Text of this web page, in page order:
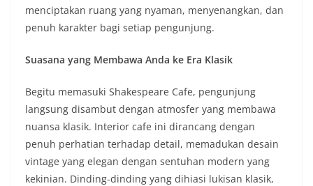
menciptakan ruang yang nyaman, menyenangkan, dan
penuh karakter bagi setiap pengunjung.
Suasana yang Membawa Anda ke Era Klasik
Begitu memasuki Shakespeare Cafe, pengunjung
langsung disambut dengan atmosfer yang membawa
nuansa klasik. Interior cafe ini dirancang dengan
penuh perhatian terhadap detail, memadukan desain
vintage yang elegan dengan sentuhan modern yang
kekinian. Dinding-dinding yang dihiasi lukisan klasik,